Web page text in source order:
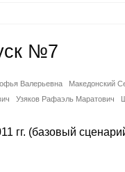
№7
Валерьевна Македонский
Узяков Рафаэль Маратович
гг. (базовый